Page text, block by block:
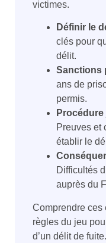
victimes.
Définir le
clés pour
délit.
Sanctions
ans de
permis.
Preuves et
établir le
Difficultés
auprès du
Comprendre ces
règles du jeu
d’un délit de fuite.